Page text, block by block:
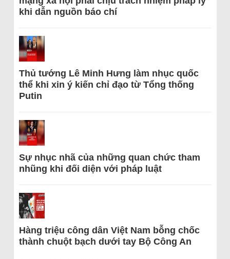
khi dẫn nguồn báo chí
Thủ tướng Lê Minh Hưng làm nhục quốc
thể khi xin ý kiến chỉ đạo từ Tổng thống
Putin
Sự nhục nhã của những quan chức tham
nhũng khi đối diện với pháp luật
Hàng triệu công dân Việt Nam bỗng chốc
thành chuột bạch dưới tay Bộ Công An